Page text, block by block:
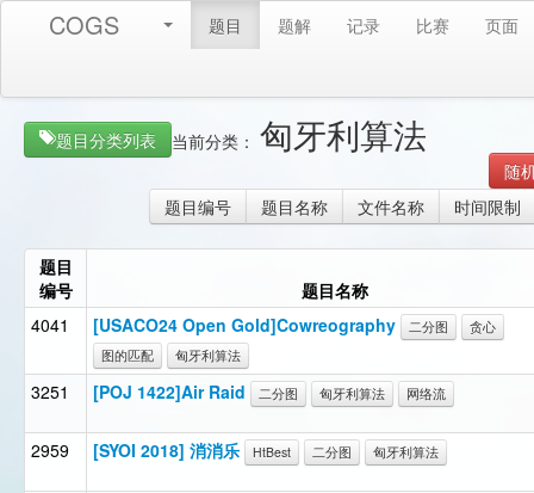
COGS 题目 题解 记录 比赛 页面
题目分类列表 当前分类： 匈牙利算法
随
题目编号
题目名称 文件名称 时间限制
题目
编号
题目名称
4041
[USACO24 Open Gold]Cowreography 二分图
贪心
图的匹配
匈牙利算法
3251 [POJ 1422]Air Raid 二分图 匈牙利算法 网络流
2959 [SYOI 2018] 消消乐 HtBest 二分图 匈牙利算法